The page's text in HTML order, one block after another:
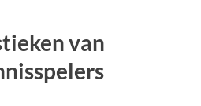
van